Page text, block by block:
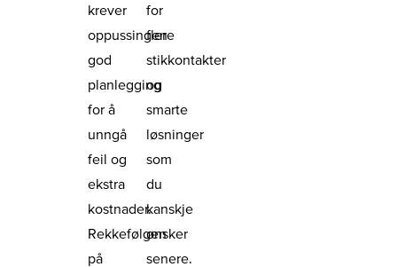
krever
oppussingen
god
planlegging
for å
unngå
feil og
ekstra
kostnader.
Rekkefølgen
på
for
flere
stikkontakter
og
smarte
løsninger
som
du
kanskje
ønsker
senere.